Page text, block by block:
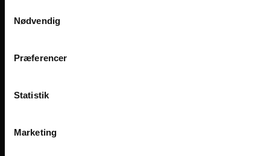
Nødvendig
Præferencer
Statistik
Marketing